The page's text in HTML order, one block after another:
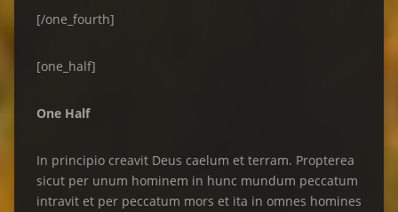
[/one_fourth]
[one_half]
One Half
In principio creavit Deus caelum et terram. Propterea
sicut per unum hominem in hunc mundum peccatum
intravit et per peccatum mors et ita in omnes homines